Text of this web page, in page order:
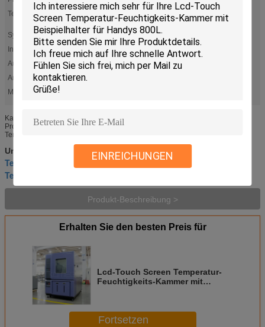
EINREICHUNGEN
Temperaturspanne:+25℃60%RH; +30℃65%RH; +40℃75%RH (drei
Fixpunkttemperatur und -feuchtigkeit)
System:
Ausgeglichenes und Luftfeuchteregelungssystem
Innenmaterial:
Edelstahlplatte (SUS304)
Außenmaterial:
Gebackener malender Stahl oder Edelstahl (SUS304)
Amibient-Temp:
°C +5 °C~+35
Markieren:
Kammer der Temperatur 800L und des Feuchtigkeitstests mit Beispielhalter
Produkt-Anwendung Temperatur- und Feuchtigkeitstestkammer wird auch
Temperatur und Feuchtigkeit genannt Prüfmaschine, konstante ...
Umbauten: Feuchtigkeit und temperaturgeregelte Kammer
Temperatur- und Feuchtigkeitskammer
Temperatur-Prüfschrank
Produkt-Beschreibung >
Erhalten Sie den besten Preis für
Lcd-Touch Screen Temperatur-
Feuchtigkeits-Kammer mit
Fortsetzen